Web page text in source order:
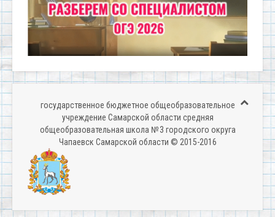
государственное бюджетное общеобразовательное
учреждение Самарской области средняя
общеобразовательная школа № 3 городского округа
Чапаевск Самарской области © 2015-2016